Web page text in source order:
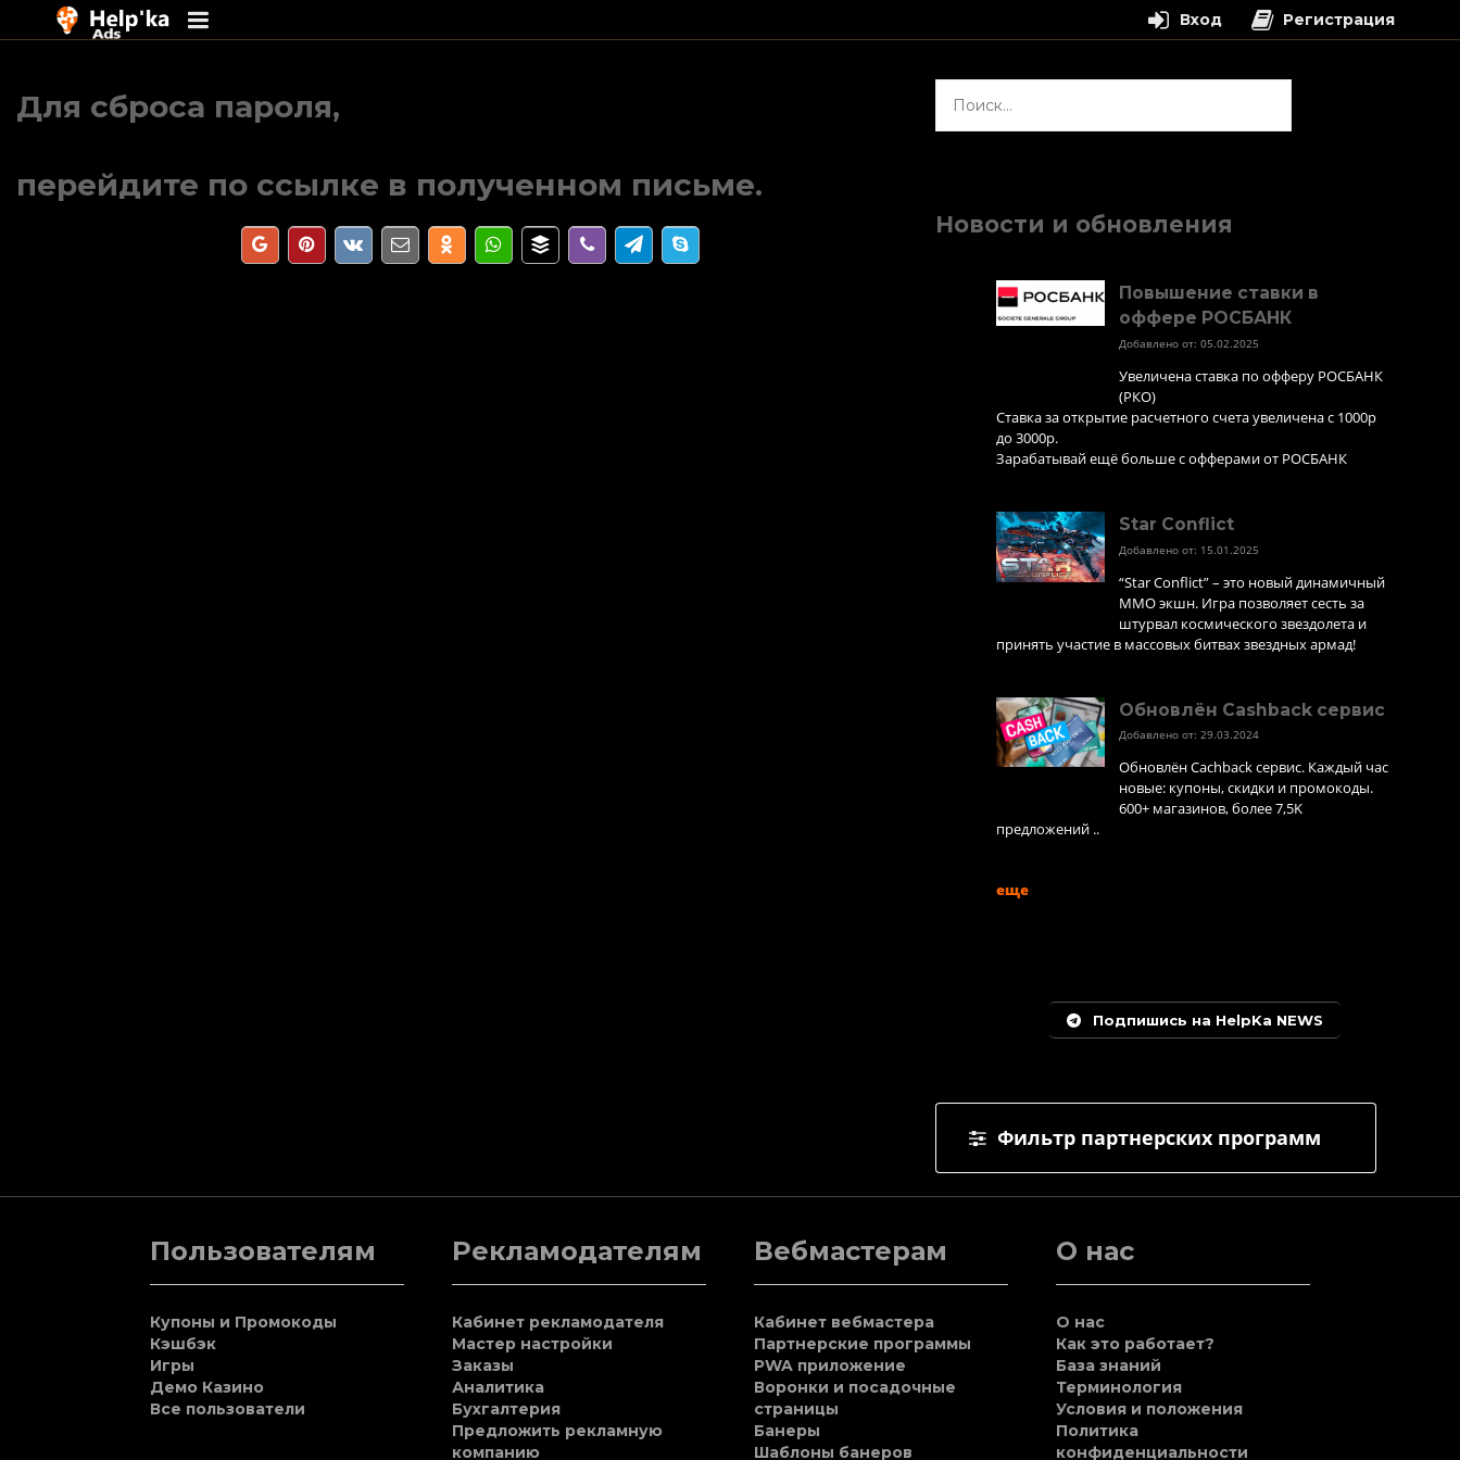
содержимому
Для сброса пароля,
перейдите по ссылке в полученном письме.
Новости и обновления
Повышение ставки в
оффере РОСБАНК
Добавлено от: 05.02.2025
Увеличена ставка по офферу РОСБАНК
(РКО)
Ставка за открытие расчетного счета увеличена с 1000р
до 3000р.
Зарабатывай ещё больше с офферами от РОСБАНК
Star Conflict
Добавлено от: 15.01.2025
“Star Conflict” – это новый динамичный
MMO экшн. Игра позволяет сесть за
штурвал космического звездолета и
принять участие в массовых битвах звездных армад!
Обновлён Cashback сервис
Добавлено от: 29.03.2024
Обновлён Cachback сервис. Каждый час
новые: купоны, скидки и промокоды.
600+ магазинов, более 7,5K
предложений ..
еще
Подпишись на HelpKa NEWS
Фильтр партнерских программ
Пользователям
Купоны и Промокоды
Кэшбэк
Игры
Демо Казино
Все пользователи
Рекламодателям
Кабинет рекламодателя
Мастер настройки
Заказы
Аналитика
Бухгалтерия
Предложить рекламную
компанию
Вебмастерам
Кабинет вебмастера
Партнерские программы
PWA приложение
Воронки и посадочные
страницы
Банеры
Шаблоны банеров
О нас
О нас
Как это работает?
База знаний
Терминология
Условия и положения
Политика
конфиденциальности
Вход Регистрация